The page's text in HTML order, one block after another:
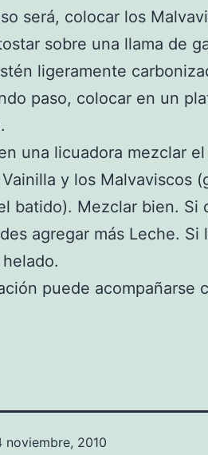
será, colocar los
sobre una llama de
ligeramente
paso, colocar en un
una licuadora mezclar
y los Malvaviscos
batido). Mezclar bien. Si
agregar más Leche. Si
puede acompañarse
noviembre, 2010